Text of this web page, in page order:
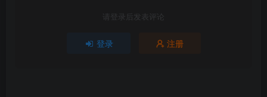
请登录后发表评论
登录 注册